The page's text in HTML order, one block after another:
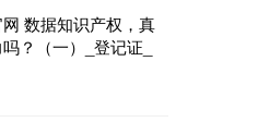
数据知识产权，真
？（一）_登记证_